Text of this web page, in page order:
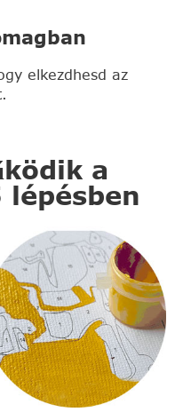
elkezdhesd az
a
lépésben